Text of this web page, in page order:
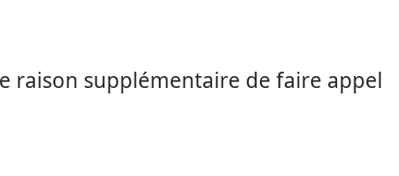
raison supplémentaire de faire appel